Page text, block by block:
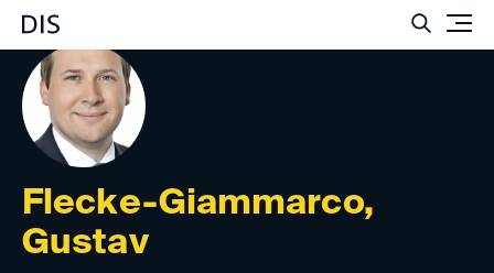
Flecke-Giammarco,
Gustav